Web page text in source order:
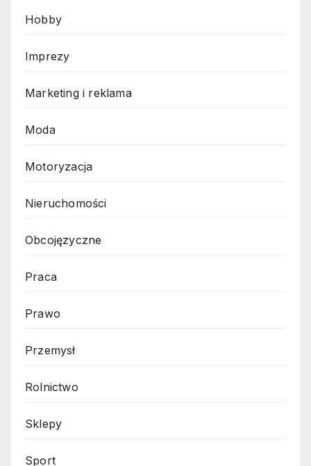
Hobby
Imprezy
Marketing i reklama
Moda
Motoryzacja
Nieruchomości
Obcojęzyczne
Praca
Prawo
Przemysł
Rolnictwo
Sklepy
Sport